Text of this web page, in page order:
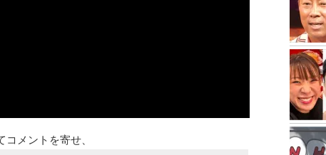
メントを寄せ、